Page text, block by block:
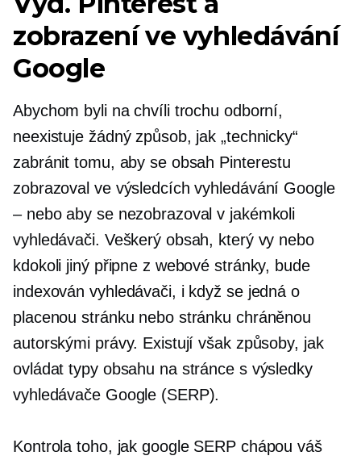
zobrazení ve vyhledávání
Google
Abychom byli na chvíli trochu odborní,
neexistuje žádný způsob, jak „technicky“
zabránit tomu, aby se obsah Pinterestu
zobrazoval ve výsledcích vyhledávání Google
– nebo aby se nezobrazoval v jakémkoli
vyhledávači. Veškerý obsah, který vy nebo
kdokoli jiný připne z webové stránky, bude
indexován vyhledávači, i když se jedná o
placenou stránku nebo stránku chráněnou
autorskými právy. Existují však způsoby, jak
ovládat typy obsahu na stránce s výsledky
vyhledávače Google (SERP).
Kontrola toho, jak google SERP chápou váš